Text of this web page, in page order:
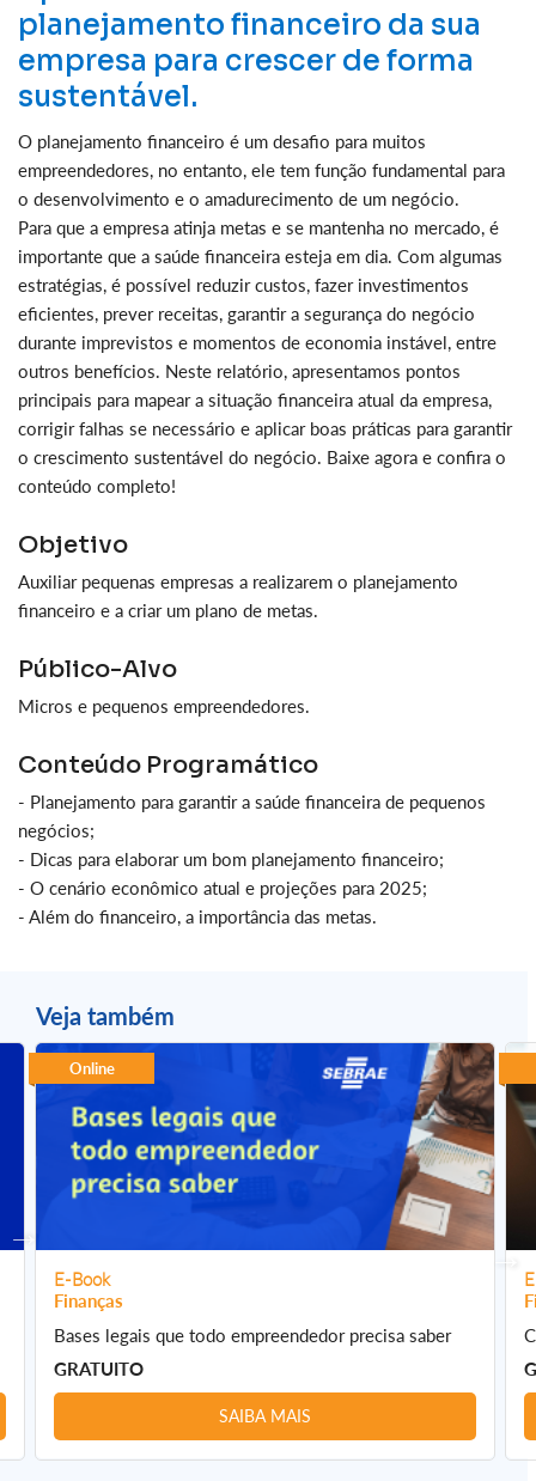
planejamento financeiro da sua
empresa para crescer de forma
sustentável.
O planejamento financeiro é um desafio para muitos
empreendedores, no entanto, ele tem função fundamental para
o desenvolvimento e o amadurecimento de um negócio.
Para que a empresa atinja metas e se mantenha no mercado, é
importante que a saúde financeira esteja em dia. Com algumas
estratégias, é possível reduzir custos, fazer investimentos
eficientes, prever receitas, garantir a segurança do negócio
durante imprevistos e momentos de economia instável, entre
outros benefícios. Neste relatório, apresentamos pontos
principais para mapear a situação financeira atual da empresa,
corrigir falhas se necessário e aplicar boas práticas para garantir
o crescimento sustentável do negócio. Baixe agora e confira o
conteúdo completo!
Objetivo
Auxiliar pequenas empresas a realizarem o planejamento
financeiro e a criar um plano de metas.
Público-Alvo
Micros e pequenos empreendedores.
Conteúdo Programático
- Planejamento para garantir a saúde financeira de pequenos
negócios;
- Dicas para elaborar um bom planejamento financeiro;
- O cenário econômico atual e projeções para 2025;
- Além do financeiro, a importância das metas.
Veja também
Online
E-Book
Finanças
Bases legais que todo empreendedor precisa saber
GRATUITO
SAIBA MAIS